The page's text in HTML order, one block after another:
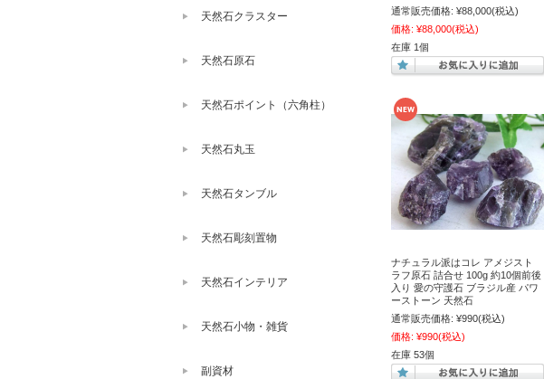
通常販売価格: ¥88,000(税込)
価格: ¥88,000(税込)
在庫 1個
ナチュラル派はコレ アメジスト
ラフ原石 詰合せ 100g 約10個前後
入り 愛の守護石 ブラジル産 パワ
ーストーン 天然石
通常販売価格: ¥990(税込)
価格: ¥990(税込)
在庫 53個
天然石クラスター
天然石原石
天然石ポイント（六角柱）
天然石丸玉
天然石タンブル
天然石彫刻置物
天然石インテリア
天然石小物・雑貨
副資材